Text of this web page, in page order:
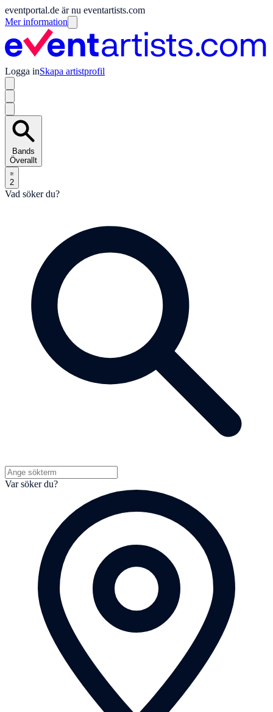
eventportal.de är nu eventartists.com
Mer information
Logga inSkapa artistprofil
Bands
Överallt
2
Vad söker du?
Var söker du?